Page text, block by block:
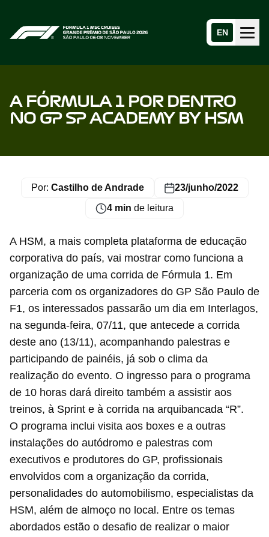
EN
A FÓRMULA 1 POR DENTRO
NO GP SP ACADEMY BY HSM
Por: Castilho de Andrade
23/junho/2022
4 min de leitura
A HSM, a mais completa plataforma de educação
corporativa do país, vai mostrar como funciona a
organização de uma corrida de Fórmula 1. Em
parceria com os organizadores do GP São Paulo de
F1, os interessados passarão um dia em Interlagos,
na segunda-feira, 07/11, que antecede a corrida
deste ano (13/11), acompanhando palestras e
participando de painéis, já sob o clima da
realização do evento. O ingresso para o programa
de 10 horas dará direito também a assistir aos
treinos, à Sprint e à corrida na arquibancada “R”.
O programa inclui visita aos boxes e a outras
instalações do autódromo e palestras com
executivos e produtores do GP, profissionais
envolvidos com a organização da corrida,
personalidades do automobilismo, especialistas da
HSM, além de almoço no local. Entre os temas
abordados estão o desafio de realizar o maior